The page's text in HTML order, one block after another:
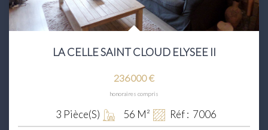
LA CELLE SAINT CLOUD ELYSEE II
236 000 €
honoraires compris
3 Pièce(s) 56 M² Réf : 7006